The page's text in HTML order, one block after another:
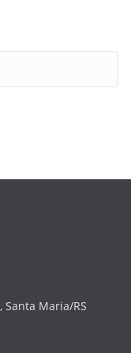
Santa Maria/RS